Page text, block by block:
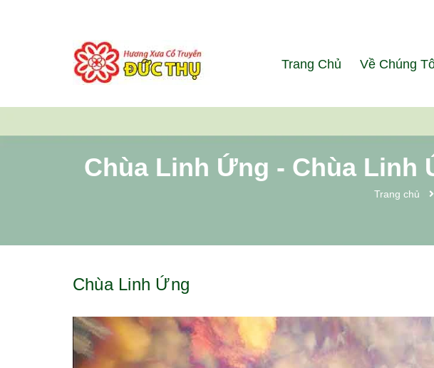
Trang Chủ Về Chúng
Chùa Linh Ứng - Chùa Linh
Trang chủ
Chùa Linh Ứng